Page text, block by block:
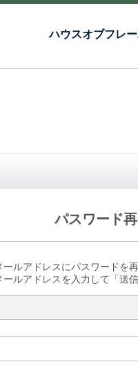
ハウスオブフレ
パスワード
ールアドレスにパスワードを
ルアドレスを入力して「送